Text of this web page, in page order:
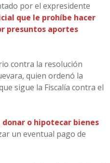
por el expresidente
que le prohíbe hacer
presuntos aportes
contra la resolución
quien ordenó la
sigue la Fiscalía contra el
o hipotecar bienes
un eventual pago de